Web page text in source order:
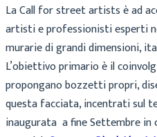
La Call for street artists è ad
artisti e professionisti esperti
murarie di grandi dimensioni,
L’obiettivo primario è il
propongano bozzetti propri,
questa facciata, incentrati sul
inaugurata a fine Settembre in